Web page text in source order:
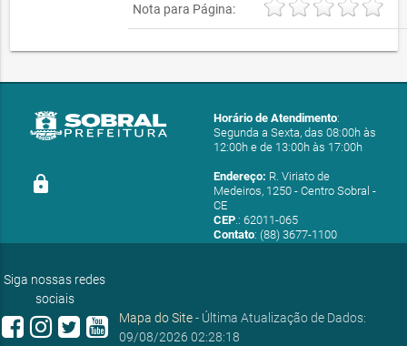
Nota para Página:
lock
Horário de Atendimento:
Segunda a Sexta, das 08:00h às
12:00h e de 13:00h às 17:00h
Endereço: R. Viriato de
Medeiros, 1250 - Centro Sobral -
CE
CEP.: 62011-065
Contato: (88) 3677-1100
Siga nossas redes
sociais
Mapa do Site- Última Atualização de Dados:
09/08/2026 02:28:18